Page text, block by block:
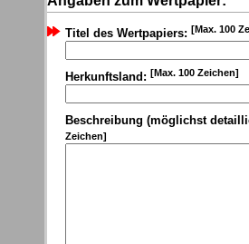
Titel des Wertpapiers: [Max. 100
Herkunftsland: [Max. 100 Zeichen]
Beschreibung (möglichst
Zeichen]